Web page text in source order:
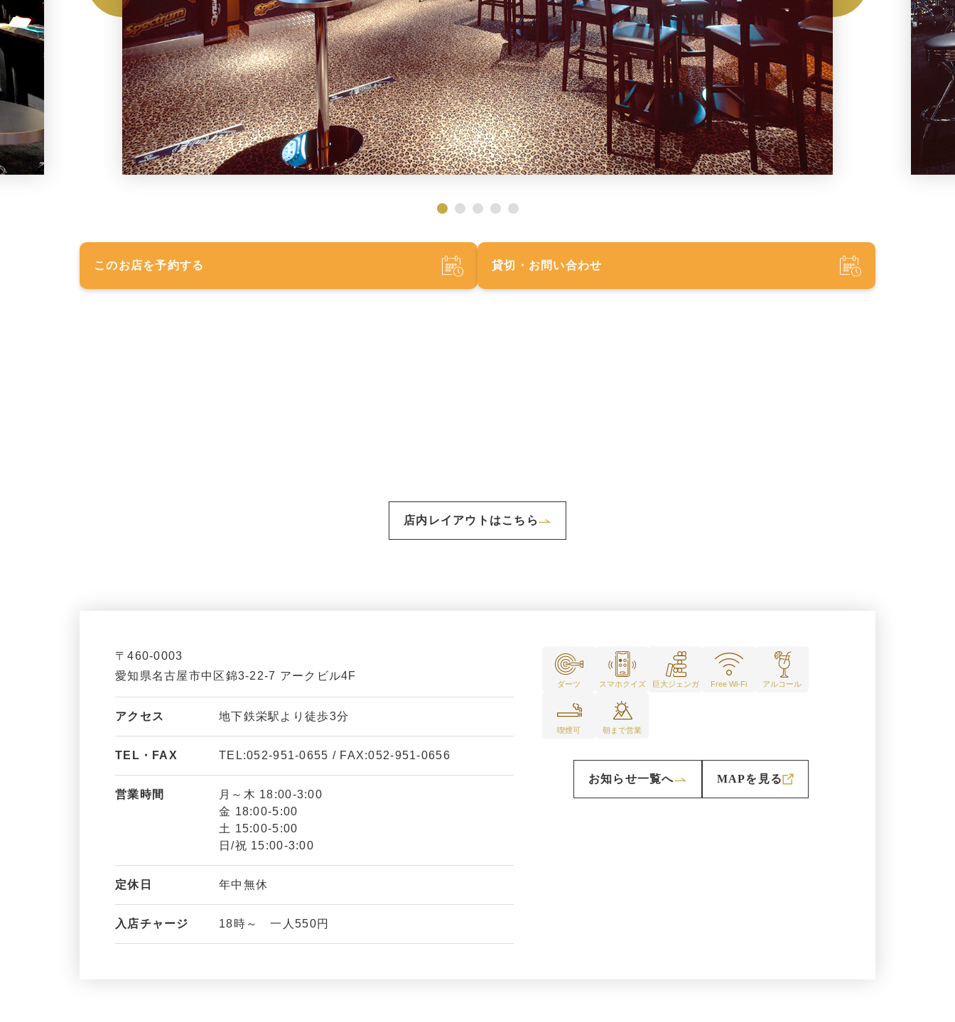
このお店を予約する 貸切・お問い合わせ
店内レイアウトはこちら
〒460-0003
愛知県名古屋市中区錦3-22-7 アークビル4F
アクセス 地下鉄栄駅より徒歩3分
TEL・FAX TEL:052-951-0655 / FAX:052-951-0656
営業時間
月～木 18:00-3:00
金 18:00-5:00
土 15:00-5:00
日/祝 15:00-3:00
定休日 年中無休
入店チャージ 18時～ 一人550円
ダーツ スマホクイズ 巨大ジェンガ Free Wi-Fi アルコール
喫煙可 朝まで営業
お知らせ一覧へ MAPを見る
新しいWindowで開きます